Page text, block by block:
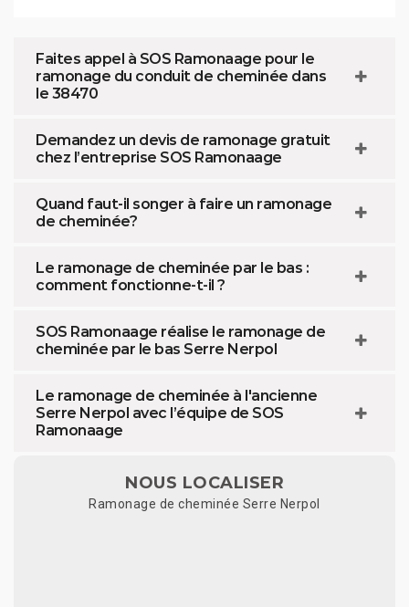
Faites appel à SOS Ramonaage pour le
ramonage du conduit de cheminée dans
le 38470
Demandez un devis de ramonage gratuit
chez l’entreprise SOS Ramonaage
Quand faut-il songer à faire un ramonage
de cheminée?
Le ramonage de cheminée par le bas :
comment fonctionne-t-il ?
SOS Ramonaage réalise le ramonage de
cheminée par le bas Serre Nerpol
Le ramonage de cheminée à l'ancienne
Serre Nerpol avec l’équipe de SOS
Ramonaage
NOUS LOCALISER
Ramonage de cheminée Serre Nerpol